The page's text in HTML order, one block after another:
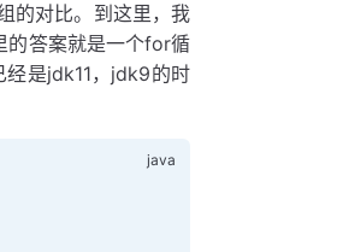
的对比。到这里，我
的答案就是一个for循
经是jdk11，jdk9的时